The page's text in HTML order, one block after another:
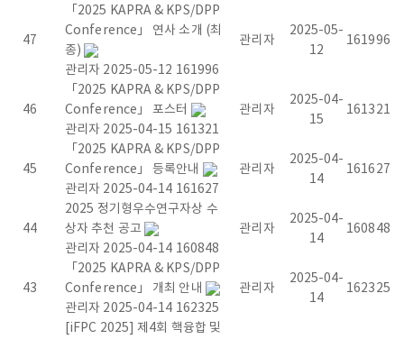
o
r
a
n
d
P
l
a
47
「2025 KAPRA & KPS/DPP
Conference」 연사 소개 (최
종)
관리자 2025-05-12 161996
관리자
2025-05-
12
161996
46
「2025 KAPRA & KPS/DPP
Conference」 포스터
관리자 2025-04-15 161321
관리자
2025-04-
15
161321
45
「2025 KAPRA & KPS/DPP
Conference」 등록안내
관리자 2025-04-14 161627
관리자
2025-04-
14
161627
44
2025 정기형우수연구자상 수
상자 추천 공고
관리자 2025-04-14 160848
관리자
2025-04-
14
160848
43
「2025 KAPRA & KPS/DPP
Conference」 개최 안내
관리자 2025-04-14 162325
관리자
2025-04-
14
162325
[iFPC 2025] 제4회 핵융합 및